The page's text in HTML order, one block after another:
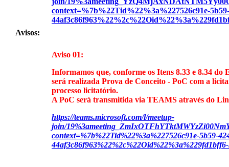
Avisos:
context=%7b%22Tid%22%3a%227526c91e-
Aviso 01:
Informamos que, conforme os Itens 8.33 e 8.34 do
será realizada Prova de Conceito - PoC com a
processo licitatório.
A PoC será transmitida via TEAMS através do
https://teams.microsoft.com/l/meetup-
join/
context=%7b%22Tid%22%3a%227526c91e-5b59-